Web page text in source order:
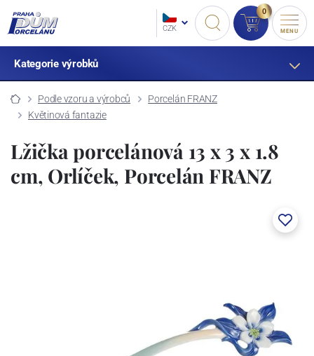
CZK
0
MENU
Kategorie výrobků
Podle vzoru a výrobců
Porcelán FRANZ
Květinová fantazie
Lžička porcelánová 13 x 3 x 1.8
cm, Orlíček, Porcelán FRANZ